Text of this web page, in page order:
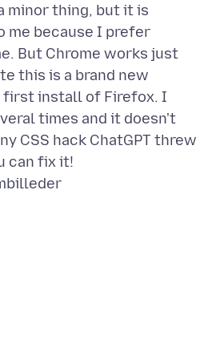
minor thing, but it is
me because I prefer
But Chrome works just
this is a brand new
first install of Firefox. I
times and it doesn't
CSS hack ChatGPT threw